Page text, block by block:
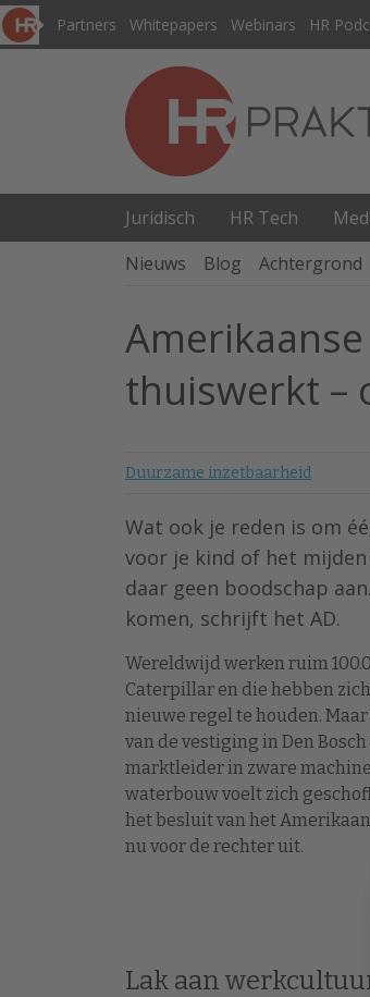
Partners Whitepapers Webinars HR
Juridisch HR Tech
Nieuws
Blog Achtergrond
thuiswerkt –
Duurzame inzetbaarheid
Wat ook je reden is om
voor je kind of het
daar geen boodschap
komen, schrijft het AD.
Wereldwijd werken ruim
Caterpillar en die hebben
nieuwe regel te houden.
van de vestiging in Den Bosch
marktleider in zware
waterbouw voelt zich
het besluit van het
nu voor de rechter uit.
Lak aan